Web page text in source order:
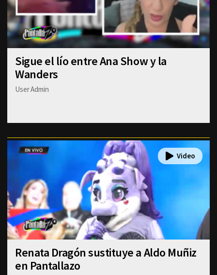
Sigue el lío entre Ana Show y la
Wanders
User Admin
Renata Dragón sustituye a Aldo Muñiz
en Pantallazo